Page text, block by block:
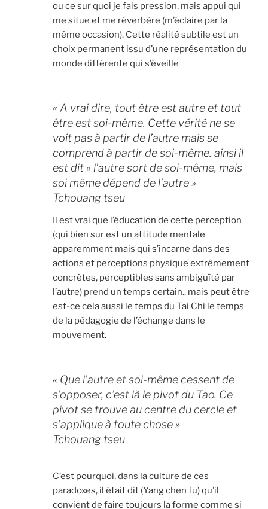
ou ce sur quoi je fais pression, mais appui qui
me situe et me réverbère (m’éclaire par la
même occasion). Cette réalité subtile est un
choix permanent issu d’une représentation du
monde différente qui s’éveille
« A vrai dire, tout être est autre et tout
être est soi-même. Cette vérité ne se
voit pas à partir de l’autre mais se
comprend à partir de soi-même. ainsi il
est dit « l’autre sort de soi-même, mais
soi même dépend de l’autre »
Tchouang tseu
Il est vrai que l’éducation de cette perception
(qui bien sur est un attitude mentale
apparemment mais qui s’incarne dans des
actions et perceptions physique extrêmement
concrètes, perceptibles sans ambiguïté par
l’autre) prend un temps certain.. mais peut être
est-ce cela aussi le temps du Tai Chi le temps
de la pédagogie de l’échange dans le
mouvement.
« Que l’autre et soi-même cessent de
s’opposer, c’est là le pivot du Tao. Ce
pivot se trouve au centre du cercle et
s’applique à toute chose »
Tchouang tseu
C’est pourquoi, dans la culture de ces
paradoxes, il était dit (Yang chen fu) qu’il
convient de faire toujours la forme comme si